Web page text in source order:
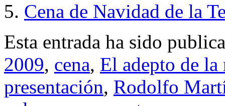
Cena de Navidad de la
Esta entrada ha sido
2009, cena, El adepto de la
presentación, Rodolfo